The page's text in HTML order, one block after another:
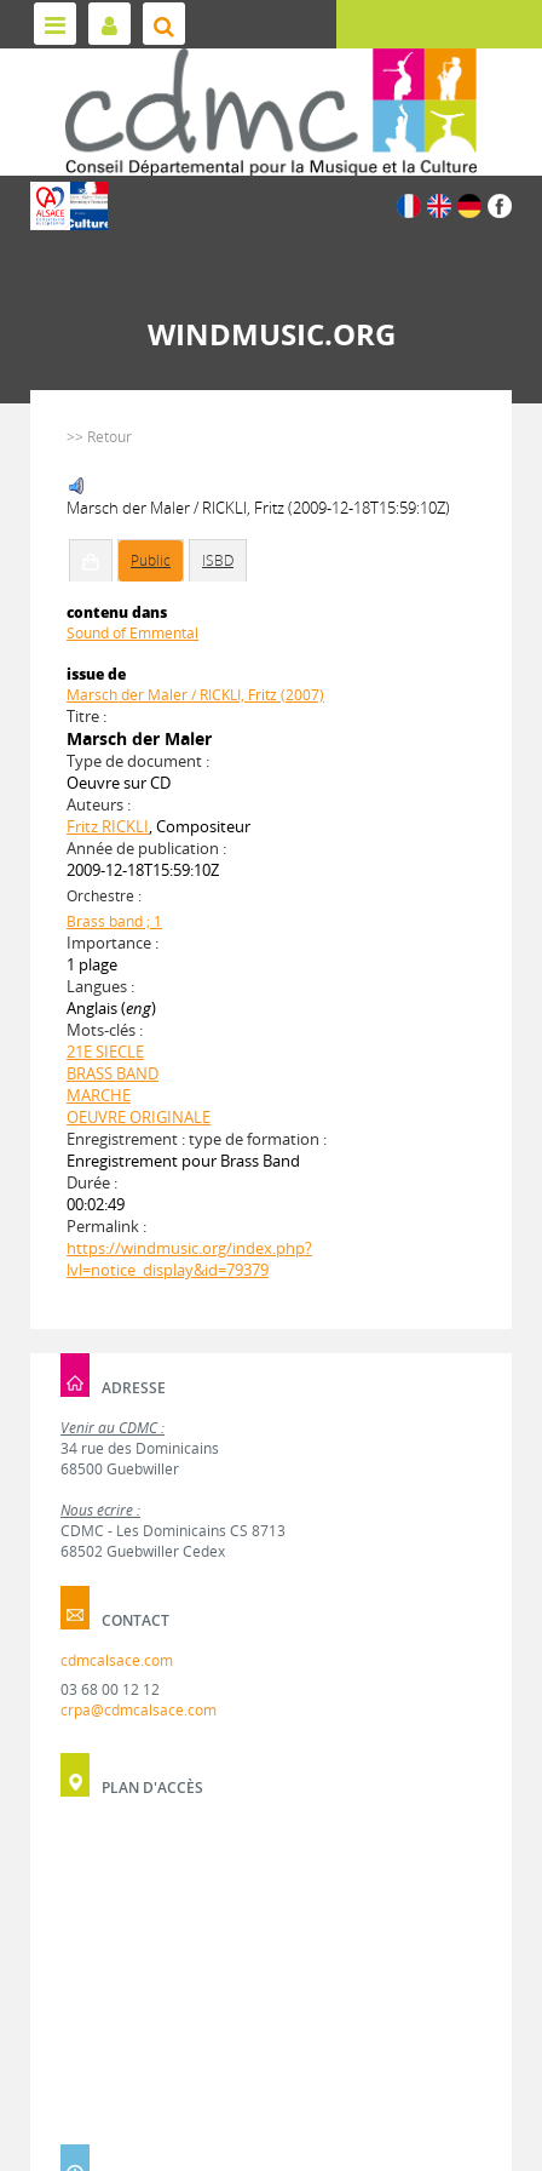
WINDMUSIC.ORG
>> Retour
Marsch der Maler / RICKLI, Fritz (2009-12-18T15:59:10Z)
Public ISBD
contenu dans
Sound of Emmental
issue de
Marsch der Maler / RICKLI, Fritz (2007)
Titre :
Marsch der Maler
Type de document :
Oeuvre sur CD
Auteurs :
Fritz RICKLI, Compositeur
Année de publication :
2009-12-18T15:59:10Z
Orchestre :
Brass band ; 1
Importance :
1 plage
Langues :
Anglais (eng)
Mots-clés :
21E SIECLE
BRASS BAND
MARCHE
OEUVRE ORIGINALE
Enregistrement : type de formation :
Enregistrement pour Brass Band
Durée :
00:02:49
Permalink :
https://windmusic.org/index.php?
lvl=notice_display&id=79379
ADRESSE
Venir au CDMC :
34 rue des Dominicains
68500 Guebwiller
Nous écrire :
CDMC - Les Dominicains CS 8713
68502 Guebwiller Cedex
CONTACT
cdmcalsace.com
03 68 00 12 12
crpa@cdmcalsace.com
PLAN D'ACCÈS